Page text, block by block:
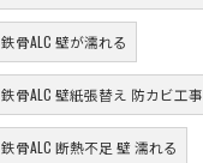
鉄骨ALC 壁が濡れる
鉄骨ALC 壁紙張替え 防カビ工事
鉄骨ALC 断熱不足 壁 濡れる